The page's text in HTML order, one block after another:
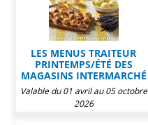
LES MENUS TRAITEUR
PRINTEMPS/ÉTÉ DES
MAGASINS INTERMARCHÉ
Valable du 01 avril au 05 octobre
2026